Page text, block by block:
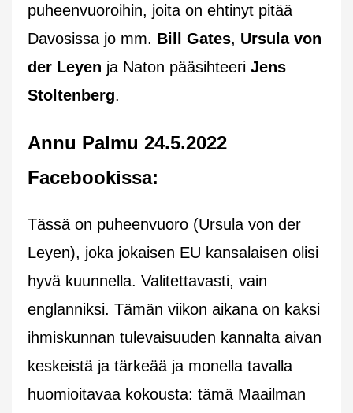
puheenvuoroihin, joita on ehtinyt pitää
Davosissa jo mm. Bill Gates, Ursula von
der Leyen ja Naton pääsihteeri Jens
Stoltenberg.
Annu Palmu 24.5.2022
Facebookissa:
Tässä on puheenvuoro (Ursula von der
Leyen), joka jokaisen EU kansalaisen olisi
hyvä kuunnella. Valitettavasti, vain
englanniksi. Tämän viikon aikana on kaksi
ihmiskunnan tulevaisuuden kannalta aivan
keskeistä ja tärkeää ja monella tavalla
huomioitavaa kokousta: tämä Maailman